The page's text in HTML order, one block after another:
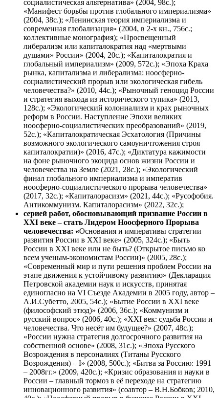
социалистическая альтернатива» (2004, 98с.);
«Манифест борьбы против глобального империализма»
(2004, 38с.); «Ленинская теория империализма и
современная глобализация» (2004, в 2-х кн., 756с.;
коллективные монография); «Просвещенный
либерализм или капиталократия над «мертвыми
душами» России» (2004, 20с.); «Капиталократия и
глобальный империализм» (2009, 572с.); «Эпоха Краха
рынка, капитализма и либерализма: ноосферно-
социалистический прорыв или экологическая гибель
человечества?» (2010, 44с.); «Рыночный геноцид России
и стратегия выхода из исторического тупика» (2013,
128с.); «Экологический колониализм и крах рыночных
реформ в России. Наступление Эпохи великих
ноосферно-социалистических преобразований» (2019,
52с.); «Капиталократическая Эсхатология (Причины
возможного экологического самоуничтожения строя
капиталократии)» (2016, 47с.); «Диктатура кажимости
на фоне рыночного экоцида основ жизни России и
человечества на Земле (2021, 28с.); «Экологический
финал глобального империализма и императив
ноосферно-социалистического прорыва человечества»
(2017, 32с.); «Капиталорасизм» (2021, 44с.); «Русофобия.
Антикоммунизм. Капиталорасизм» (2022, 32с.);
серией работ, обосновывающий призвание России в
XXI веке – стать Лидером Ноосферного Прорыва
человечества: «Основания и императивы стратегии
развития России в XXI веке» (2005, 324с.); «Быть
России в XXI веке или не быть? (Открытое письмо ко
всем ученым-экономистам России)» (2005, 28с.);
«Современный мир и пути решения проблем России на
этапе движения к устойчивому развитию» (Декларация
Петровской академии наук и искусств, принятая
единогласно на VI Съезде Академии в 2005 году, автор –
А.И.Субетто, 2005, 54с.); «Бытие России в XXI веке
(философский этюд)» (2006, 36с.); «Коммунизм и
русский вопрос» (2006, 40с.); «XXI век: судьба России и
человечества. Что несёт им будущее?» (2007, 48с.);
«России нужна стратегия долгосрочного развития на
собственной основе» (2008, 31с.); «Эпоха Русского
Возрождения в персоналиях (Титаны Русского
Возрождения) – I» (2008, 500c.); «Битва за Россию: 1991
– 2008гг.» (2009, 420с.); «Кризис образования и науки в
России – главный тормоз в её переходе на стратегию
инновационного развития» (соавтор – В.Н.Бобков; 2010,